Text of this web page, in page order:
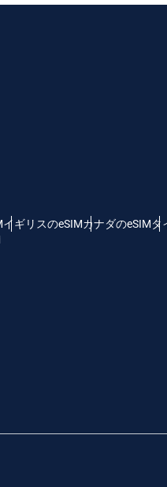
イギリスのeSIMカナダのeSIMタ